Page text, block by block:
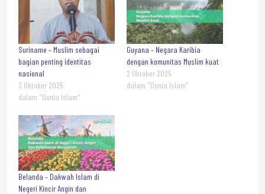
Suriname – Muslim sebagai
bagian penting identitas
nasional
3 Oktober 2025
dalam "Dunia Islam"
Guyana – Negara Karibia
dengan komunitas Muslim kuat
2 Oktober 2025
dalam "Dunia Islam"
Belanda – Dakwah Islam di
Negeri Kincir Angin dan